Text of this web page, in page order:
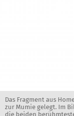
Das Fragment aus
zur Mumie gelegt. Im
die beiden